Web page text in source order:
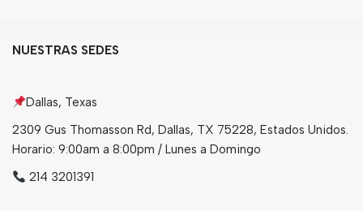
NUESTRAS SEDES
Dallas, Texas
2309 Gus Thomasson Rd, Dallas, TX 75228, Estados Unidos.
Horario: 9:00am a 8:00pm / Lunes a Domingo
214 3201391